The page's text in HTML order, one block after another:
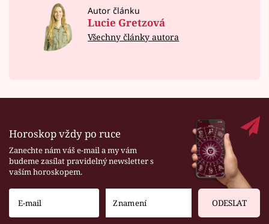
Autor článku
Lucie Gretzová
Všechny články autora
Horoskop vždy po ruce
Zanechte nám váš e-mail a my vám
budeme zasílat pravidelný newsletter s
vaším horoskopem.
ODESLAT